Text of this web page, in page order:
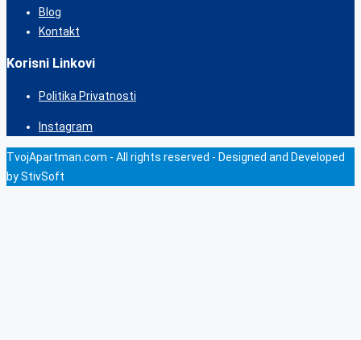
Blog
Kontakt
Korisni Linkovi
Politika Privatnosti
Instagram
TvojApartman.com - All rights reserved - Designed and Developed
by StivSoft